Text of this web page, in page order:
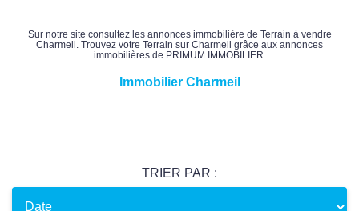
Sur notre site consultez les annonces immobilière de Terrain à vendre
Charmeil. Trouvez votre Terrain sur Charmeil grâce aux annonces
immobilières de PRIMUM IMMOBILIER.
Immobilier Charmeil
TRIER PAR :